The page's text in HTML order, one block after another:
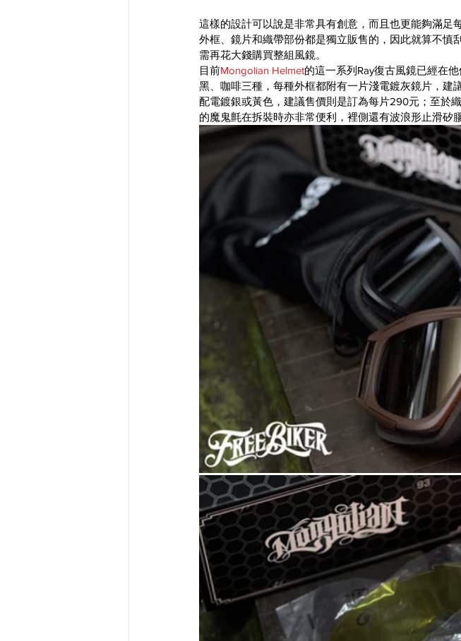
這樣的設計可以說是非常具有創意，而且也更能夠滿足
外框、鏡片和織帶部份都是獨立販售的，因此就算不
需再花大錢購買整組風鏡。
目前Mongolian Helmet的這一系列Ray復古風鏡已經在
黑、咖啡三種，每種外框都附有一片淺電鍍灰鏡片，
配電鍍銀或黃色，建議售價則是訂為每片290元；至於
的魔鬼氈在拆裝時亦非常便利，裡側還有波浪形止滑矽